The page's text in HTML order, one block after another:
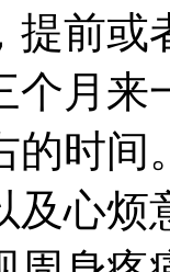
提前或
个月
的时间
及心烦